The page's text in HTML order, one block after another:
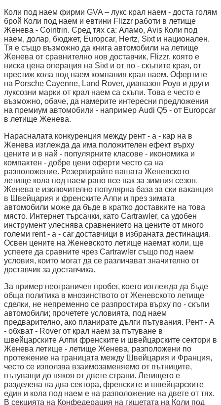
Коли под наем фирми GVA – лукс крал наем - доста голям
брой Коли под наем и евтини Flizzr работи в летище
Женева - Cointrin. Сред тях са: Аламо, Avis Коли под
наем, долар, бюджет, Europcar, Hertz, Sixt и национален.
Тя е също възможно да книга автомобили на летище
Женева от сравнително нов доставчик, Flizzr, която е
ниска цена операция на Sixt и от по - скъпите края, от
престиж кола под наем компания крал наем. Офертите
на Porsche Cayenne, Land Rover, диапазон Роув и други
луксозни марки от крал наем са скъпи. Това е често е
възможно, обаче, да намерите интересни предложения
на премиум автомобили - например Audi Q5 - от Europcar
в летище Женева.
Нарасналата конкуренция между рент - а - кар на в
Женева изглежда да има положителен ефект върху
цените и в най - популярните класове - икономика и
компактен - добре цени оферти често са на
разположение. Резервирайте вашата Женевското
летище кола под наем рано все пак за зимния сезон.
Женева е изключително популярна база за ски ваканция
в Швейцария и френските Алпи и през зимата
автомобили може да бъде в кратко доставките на това
място. Интернет търсачки, като Cartrawler, са удобен
инструмент улеснява сравнението на цените от много
големи rent - a - car доставчици в избраната дестинация.
Освен цените на Женевското летище наемат коли, ще
успеете да сравните чрез Cartrawler също под наем
условия, които могат да се различават значително от
доставчик за доставчика.
За пример неограничен пробег, което изглежда да бъде
обща политика в мнозинството от Женевското летище
сделки, не непременно се разпростира върху по - скъпи
автомобили; прочетете условията, под наем
предварително, ако планирате дълги пътувания. Рент - А
- обхват - Rover от крал наем за пътуване в
швейцарските Алпи френските и швейцарските сектори в
Женева летище - летище Женева, разположени по
протежение на границата между Швейцария и Франция,
често се използва взаимозаменяемо от пътниците,
пътуващи до някоя от двете страни. Летището е
разделена на два сектора, френските и швейцарските
един и кола под наем е на разположение на двете от тях.
В секцията на Конфедерация на гишетата на Коли под